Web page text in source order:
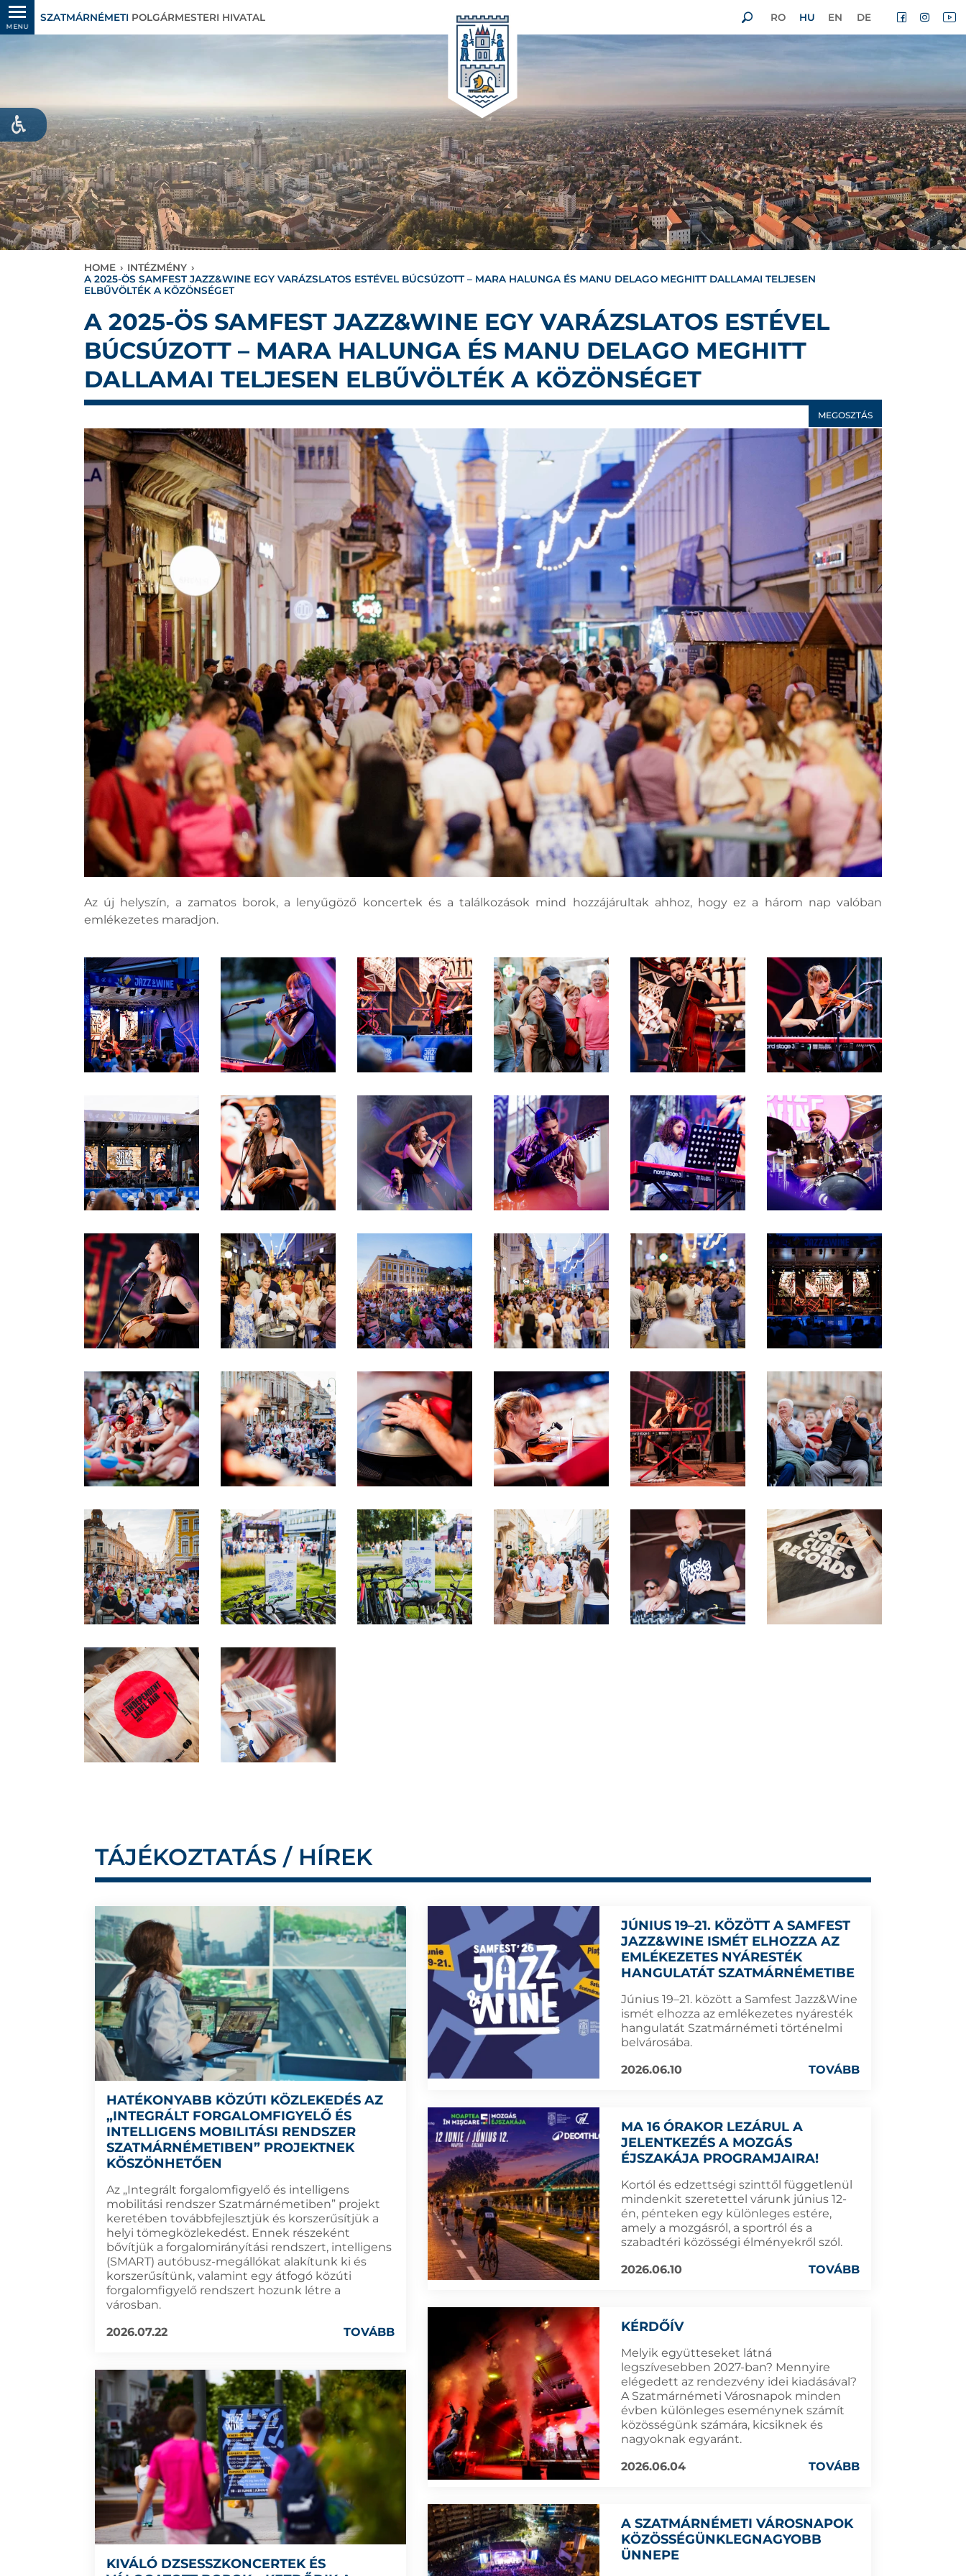
MENU
SZATMÁRNÉMETI POLGÁRMESTERI HIVATAL RO HU EN DE
HOME › INTÉZMÉNY ›
A 2025-ÖS SAMFEST JAZZ&WINE EGY VARÁZSLATOS ESTÉVEL BÚCSÚZOTT – MARA HALUNGA ÉS MANU DELAGO MEGHITT DALLAMAI TELJESEN
ELBŰVÖLTÉK A KÖZÖNSÉGET
A 2025-ÖS SAMFEST JAZZ&WINE EGY VARÁZSLATOS ESTÉVEL
BÚCSÚZOTT – MARA HALUNGA ÉS MANU DELAGO MEGHITT
DALLAMAI TELJESEN ELBŰVÖLTÉK A KÖZÖNSÉGET
MEGOSZTÁS
Az új helyszín, a zamatos borok, a lenyűgöző koncertek és a találkozások mind hozzájárultak ahhoz, hogy ez a három nap valóban
emlékezetes maradjon.
TÁJÉKOZTATÁS / HÍREK
HATÉKONYABB KÖZÚTI KÖZLEKEDÉS AZ
„INTEGRÁLT FORGALOMFIGYELŐ ÉS
INTELLIGENS MOBILITÁSI RENDSZER
SZATMÁRNÉMETIBEN” PROJEKTNEK
KÖSZÖNHETŐEN
Az „Integrált forgalomfigyelő és intelligens
mobilitási rendszer Szatmárnémetiben” projekt
keretében továbbfejlesztjük és korszerűsítjük a
helyi tömegközlekedést. Ennek részeként
bővítjük a forgalomirányítási rendszert, intelligens
(SMART) autóbusz-megállókat alakítunk ki és
korszerűsítünk, valamint egy átfogó közúti
forgalomfigyelő rendszert hozunk létre a
városban.
2026.07.22
TOVÁBB
KIVÁLÓ DZSESSZKONCERTEK ÉS
JÚNIUS 19–21. KÖZÖTT A SAMFEST
JAZZ&WINE ISMÉT ELHOZZA AZ
EMLÉKEZETES NYÁRESTÉK
HANGULATÁT SZATMÁRNÉMETIBE
Június 19–21. között a Samfest Jazz&Wine
ismét elhozza az emlékezetes nyáresték
hangulatát Szatmárnémeti történelmi
belvárosába.
2026.06.10
TOVÁBB
MA 16 ÓRAKOR LEZÁRUL A
JELENTKEZÉS A MOZGÁS
ÉJSZAKÁJA PROGRAMJAIRA!
Kortól és edzettségi szinttől függetlenül
mindenkit szeretettel várunk június 12-
én, pénteken egy különleges estére,
amely a mozgásról, a sportról és a
szabadtéri közösségi élményekről szól.
2026.06.10
TOVÁBB
KÉRDŐÍV
Melyik együtteseket látná
legszívesebben 2027-ban? Mennyire
elégedett az rendezvény idei kiadásával?
A Szatmárnémeti Városnapok minden
évben különleges eseménynek számít
közösségünk számára, kicsiknek és
nagyoknak egyaránt.
2026.06.04
TOVÁBB
A SZATMÁRNÉMETI VÁROSNAPOK
KÖZÖSSÉGÜNKLEGNAGYOBB
ÜNNEPE